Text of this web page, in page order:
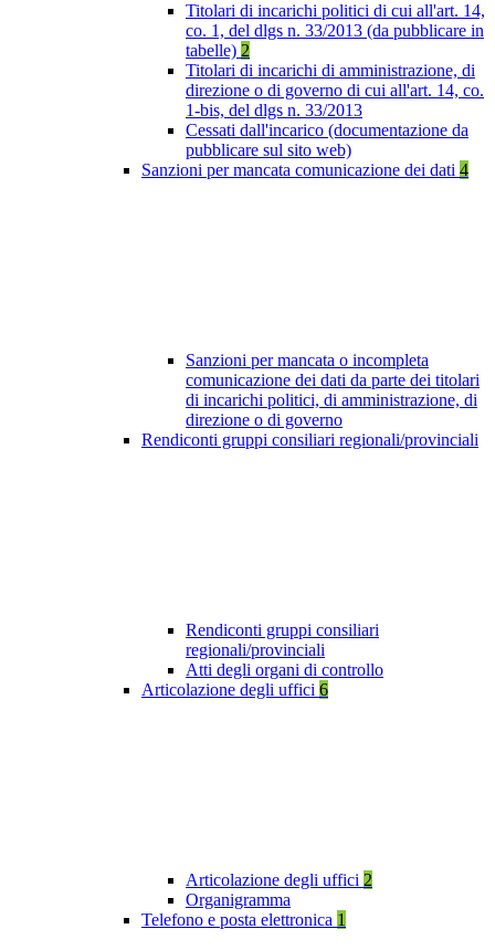
Titolari di incarichi politici di cui all'art. 14,
co. 1, del dlgs n. 33/2013 (da pubblicare in
tabelle) 2
Titolari di incarichi di amministrazione, di
direzione o di governo di cui all'art. 14, co.
1-bis, del dlgs n. 33/2013
Cessati dall'incarico (documentazione da
pubblicare sul sito web)
Sanzioni per mancata comunicazione dei dati 4
Sanzioni per mancata o incompleta
comunicazione dei dati da parte dei titolari
di incarichi politici, di amministrazione, di
direzione o di governo
Rendiconti gruppi consiliari regionali/provinciali
Rendiconti gruppi consiliari
regionali/provinciali
Atti degli organi di controllo
Articolazione degli uffici 6
Articolazione degli uffici 2
Organigramma
Telefono e posta elettronica 1